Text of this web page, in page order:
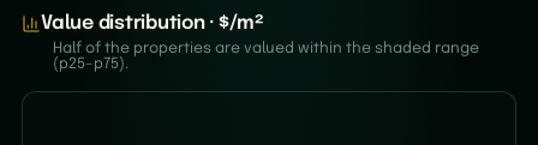
Value distribution · $/m²
Half of the properties are valued within the shaded range
(p25–p75).